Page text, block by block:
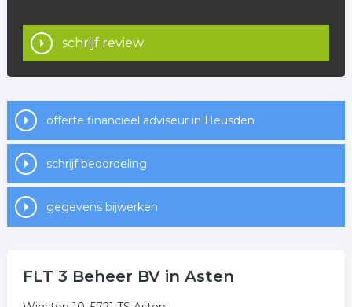
schrijf review
offerte financieel adviseur in Heusden
schrijf beoordeling
gegevens bijwerken
FLT 3 Beheer BV in Asten